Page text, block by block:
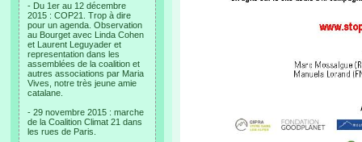
- Du 1er au 12 décembre
2015 : COP21. Trop à dire
pour un agenda. Observation
au Bourget avec Linda Cohen
et Laurent Leguyader et
representation dans les
assemblées de la coalition et
autres associations par Maria
Vives, notre très jeune amie
catalane.
- 29 novembre 2015 : marche
de la Coalition Climat 21 dans
les rues de Paris.